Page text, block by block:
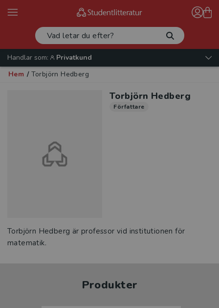
Handlar som:
Privatkund
Hem / Torbjörn Hedberg
Torbjörn Hedberg
Författare
Torbjörn Hedberg är professor vid institutionen för
matematik.
Produkter